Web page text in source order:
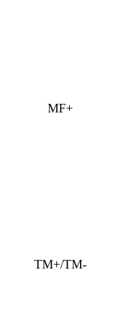
MF+
TM+/TM-